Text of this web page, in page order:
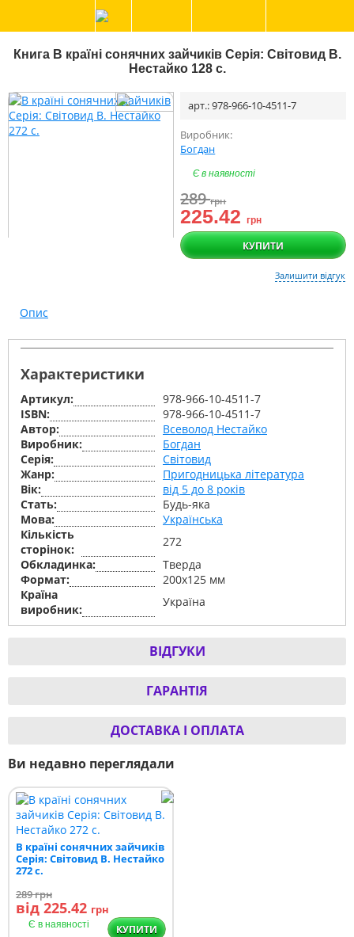
Книга В країні сонячних зайчиків Серія: Світовид В.
Нестайко 128 с.
арт.: 978-966-10-4511-7
Виробник:
Богдан
Є в наявності
289грн
225.42грн
КУПИТИ
Залишити відгук
Опис
Характеристики
Артикул:
978-966-10-4511-7
ISBN:
978-966-10-4511-7
Автор:
Всеволод Нестайко
Виробник:
Богдан
Серiя:
Світовид
Жанр:
Пригодницька література
Вік:
від 5 до 8 років
Стать:
Будь-яка
Мова:
Українська
Кількість
сторінок:
272
Обкладинка:
Тверда
Формат:
200х125 мм
Країна
виробник:
Україна
ВІДГУКИ
ГАРАНТІЯ
ДОСТАВКА І ОПЛАТА
Ви недавно переглядали
В країні сонячних зайчиків
Серія: Світовид В. Нестайко
272 с.
289грн
від 225.42 грн
Є в наявності КУПИТИ